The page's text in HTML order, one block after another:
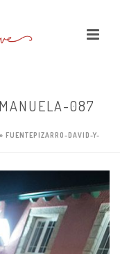
087
» FUENTEPIZARRO-DAVID-Y-